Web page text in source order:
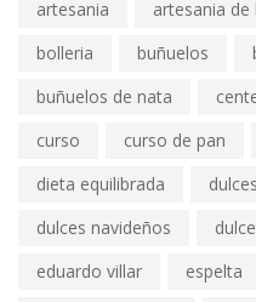
artesania artesania de
bolleria
buñuelos
buñuelos de nata
curso
curso de pan
dieta equilibrada
dulces
dulces navideños
eduardo villar
espelta